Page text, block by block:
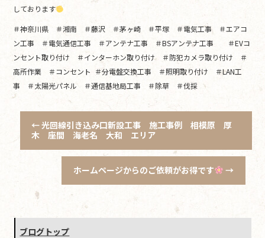
しております
＃神奈川県 ＃湘南 ＃藤沢 ＃茅ヶ崎 ＃平塚 ＃電気工事 ＃エアコ
ン工事 ＃電気通信工事 ＃アンテナ工事 ＃BSアンテナ工事 ＃EVコ
ンセント取り付け ＃インターホン取り付け ＃防犯カメラ取り付け ＃
高所作業 ＃コンセント ＃分電盤交換工事 ＃照明取り付け ＃LAN工
事 ＃太陽光パネル ＃通信基地局工事 ＃除草 ＃伐採
←光回線引き込み口新設工事 施工事例 相模原 厚
木 座間 海老名 大和 エリア
ホームページからのご依頼がお得です →
ブログトップ